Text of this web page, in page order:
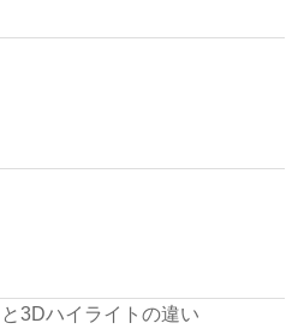
3Dハイライトの違い